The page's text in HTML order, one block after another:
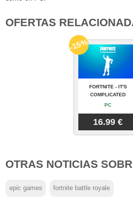
OFERTAS
FORTNITE - IT'S
COMPLICATED
PC
16.99 €
-15%
OTRAS NOTICIAS
epic games fortnite battle royale